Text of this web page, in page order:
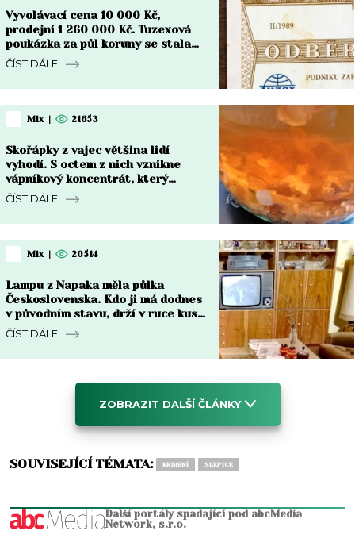
Vyvolávací cena 10 000 Kč,
prodejní 1 260 000 Kč. Tuzexová
poukázka za půl koruny se stala
nejdražším bonem v české historii
ČÍST DÁLE
Mix | 21653
Skořápky z vajec většina lidí
vyhodí. S octem z nich vznikne
vápníkový koncentrát, který
chřadnoucím rostlinám vrátí sílu
ČÍST DÁLE
Mix | 20514
Lampu z Napaka měla půlka
Československa. Kdo ji má dodnes
v původním stavu, drží v ruce kus
za 8 000 Kč i víc
ČÍST DÁLE
ZOBRAZIT DALŠÍ ČLÁNKY
SOUVISEJÍCÍ TÉMATA: KRMENÍ SLEPICE
Další portály spadající pod abcMedia
Network, s.r.o.